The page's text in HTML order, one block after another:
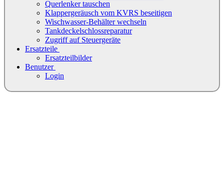
Querlenker tauschen
Klappergeräusch vom KVRS beseitigen
Wischwasser-Behälter wechseln
Tankdeckelschlossreparatur
Zugriff auf Steuergeräte
Ersatzteile
Ersatzteilbilder
Benutzer
Login